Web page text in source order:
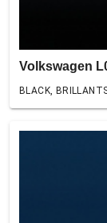
Volkswagen
BLACK,